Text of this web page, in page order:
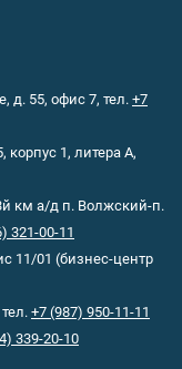
д. 55, офис 7, тел.+7
корпус 1, литера А,
км а/д п. Волжский-п.
321-00-11
11/01 (бизнес-центр
+7 (987) 950-11-11
339-20-10